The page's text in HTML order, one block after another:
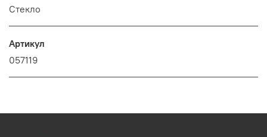
Стекло
Артикул
057119